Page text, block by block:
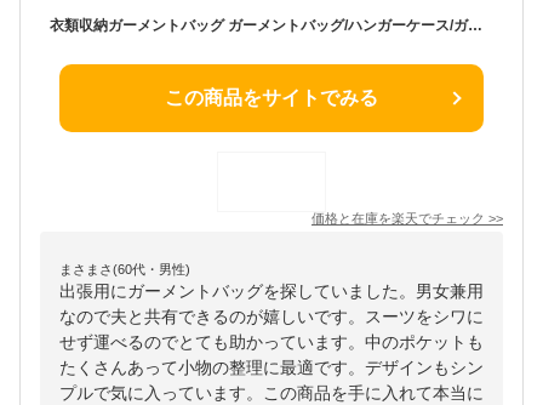
衣類収納ガーメントバッグ ガーメントバッグ/ハンガーケース/ガーメントバック/レディース/女性用/メンズ ガーメントバッグ ガーメントバック 女子 スーツバッグ スーツバック
この商品をサイトでみる
価格と在庫を楽天でチェック >>
まさまさ(60代・男性)
出張用にガーメントバッグを探していました。男女兼用
なので夫と共有できるのが嬉しいです。スーツをシワに
せず運べるのでとても助かっています。中のポケットも
たくさんあって小物の整理に最適です。デザインもシン
プルで気に入っています。この商品を手に入れて本当に